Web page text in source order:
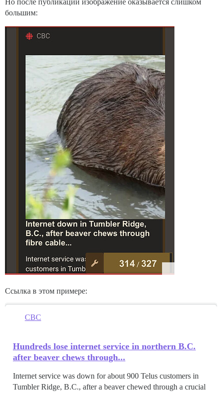
Но после публикации изображение оказывается слишком
большим:
Ссылка в этом примере:
CBC
Hundreds lose internet service in northern B.C.
after beaver chews through...
Internet service was down for about 900 Telus customers in
Tumbler Ridge, B.C., after a beaver chewed through a crucial